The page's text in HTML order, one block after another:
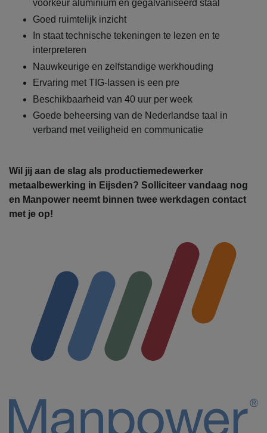
voorkeur aluminium en gegalvaniseerd staal
Goed ruimtelijk inzicht
In staat technische tekeningen te lezen en te
interpreteren
Nauwkeurige en zelfstandige werkhouding
Ervaring met TIG-lassen is een pre
Beschikbaarheid van 40 uur per week
Goede beheersing van de Nederlandse taal in
verband met veiligheid en communicatie
Wil jij aan de slag als productiemedewerker
metaalbewerking in Eijsden? Solliciteer vandaag nog
en Manpower neemt binnen twee werkdagen contact
met je op!